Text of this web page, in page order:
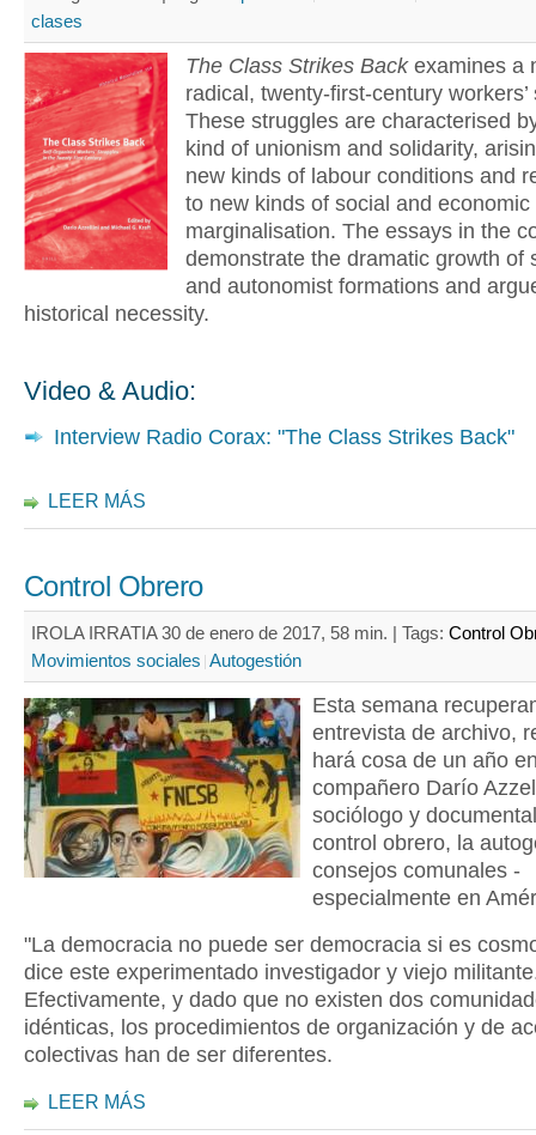
clases
The Class Strikes Backexamines a
radical, twenty-first-century workers’
These struggles are characterised
kind of unionism and solidarity,
new kinds of labour conditions and
to new kinds of social and economic
marginalisation. The essays in the
demonstrate the dramatic growth of
and autonomist formations and
historical necessity.
Video & Audio:
Interview Radio Corax: "The Class Strikes Back"
LEER MÁS
Control Obrero
IROLA IRRATIA 30 de enero de 2017, 58 min. | Tags: Control
Movimientos sociales Autogestión
Esta semana
entrevista de archivo,
hará cosa de un año
compañero Darío
sociólogo y
control obrero, la
consejos comunales -
especialmente en
"La democracia no puede ser democracia si es
dice este experimentado investigador y viejo
Efectivamente, y dado que no existen dos
idénticas, los procedimientos de organización y de
colectivas han de ser diferentes.
LEER MÁS